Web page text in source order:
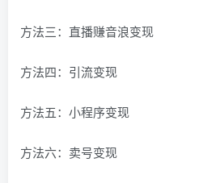
方法三：直播赚音浪变现
方法四：引流变现
方法五：小程序变现
方法六：卖号变现